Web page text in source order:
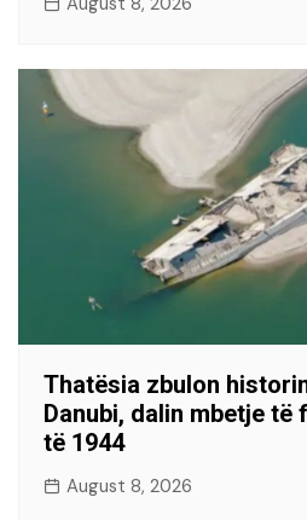
Thatësia zbulon
Danubi, dalin mbetje të
të 1944
August 8, 2026